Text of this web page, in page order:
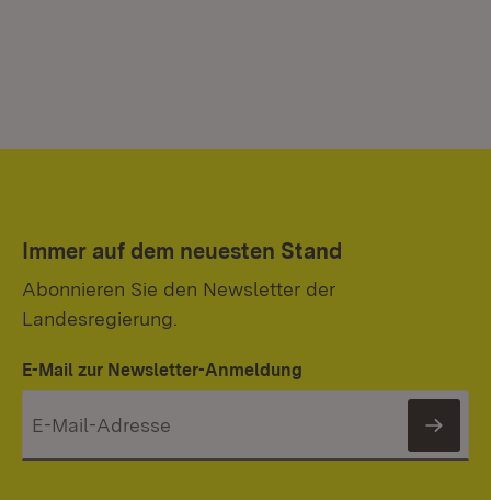
Immer auf dem neuesten Stand
Abonnieren Sie den Newsletter der
Landesregierung.
E-Mail zur Newsletter-Anmeldung